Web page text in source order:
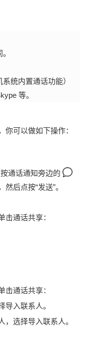
统内置通话功能）
等。
你可以做如下操作：
通话通知旁边的
后点按“发送”。
击通话共享：
击通话共享：
导入联系人。
，选择导入联系人。